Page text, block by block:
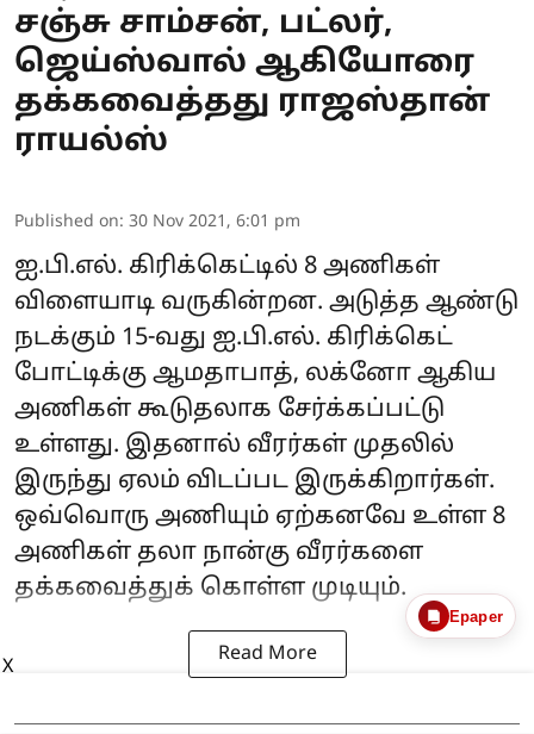
சஞ்சு சாம்சன், பட்லர்,
ஜெய்ஸ்வால் ஆகியோரை
தக்கவைத்தது ராஜஸ்தான்
ராயல்ஸ்
Published on: 30 Nov 2021, 6:01 pm
ஐ.பி.எல். கிரிக்கெட்டில் 8 அணிகள்
விளையாடி வருகின்றன. அடுத்த ஆண்டு
நடக்கும் 15-வது ஐ.பி.எல். கிரிக்கெட்
போட்டிக்கு ஆமதாபாத், லக்னோ ஆகிய
அணிகள் கூடுதலாக சேர்க்கப்பட்டு
உள்ளது. இதனால் வீரர்கள் முதலில்
இருந்து ஏலம் விடப்பட இருக்கிறார்கள்.
ஒவ்வொரு அணியும் ஏற்கனவே உள்ள 8
அணிகள் தலா நான்கு வீரர்களை
தக்கவைத்துக் கொள்ள முடியும்.
Read More
Epaper
X